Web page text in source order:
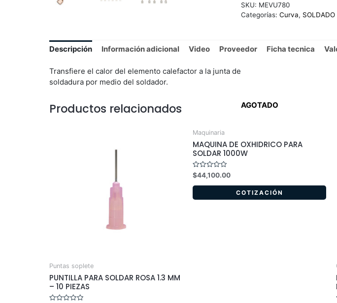
SKU: MEVU780
Categorías: Curva, SOLDADO
Descripción Información adicional Video Proveedor Ficha tecnica
Transfiere el calor del elemento calefactor a la junta de
soldadura por medio del soldador.
Productos relacionados
Puntas soplete
PUNTILLA PARA SOLDAR ROSA 1.3 MM
– 10 PIEZAS
AGOTADO
Maquinaria
MAQUINA DE OXHIDRICO PARA
SOLDAR 1000W
Valorado
en
0
5
$44,100.00
COTIZACIÓN